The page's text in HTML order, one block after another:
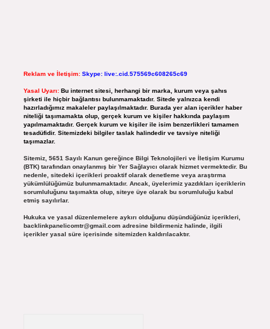
Reklam ve İletişim: Skype: live:.cid.575569c608265c69
Yasal Uyarı: Bu internet sitesi, herhangi bir marka, kurum veya şahıs
şirketi ile hiçbir bağlantısı bulunmamaktadır. Sitede yalnızca kendi
hazırladığımız makaleler paylaşılmaktadır. Burada yer alan içerikler haber
niteliği taşımamakta olup, gerçek kurum ve kişiler hakkında paylaşım
yapılmamaktadır. Gerçek kurum ve kişiler ile isim benzerlikleri tamamen
tesadüfidir. Sitemizdeki bilgiler taslak halindedir ve tavsiye niteliği
taşımazlar.
Sitemiz, 5651 Sayılı Kanun gereğince Bilgi Teknolojileri ve İletişim Kurumu
(BTK) tarafından onaylanmış bir Yer Sağlayıcı olarak hizmet vermektedir. Bu
nedenle, sitedeki içerikleri proaktif olarak denetleme veya araştırma
yükümlülüğümüz bulunmamaktadır. Ancak, üyelerimiz yazdıkları içeriklerin
sorumluluğunu taşımakta olup, siteye üye olarak bu sorumluluğu kabul
etmiş sayılırlar.
Hukuka ve yasal düzenlemelere aykırı olduğunu düşündüğünüz içerikleri,
backlinkpanelicomtr@gmail.comadresine bildirmeniz halinde, ilgili
içerikler yasal süre içerisinde sitemizden kaldırılacaktır.